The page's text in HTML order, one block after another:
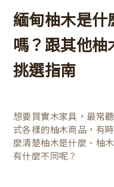
緬甸柚木是
嗎？跟其他
挑選指南
想要買實木家具，最常
式各樣的柚木商品，有
麼清楚柚木是什麼、柚
有什麼不同呢？ ​